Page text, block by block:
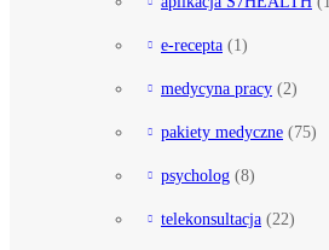
e-recepta (1)
medycyna pracy (2)
pakiety medyczne (75)
psycholog (8)
telekonsultacja (22)